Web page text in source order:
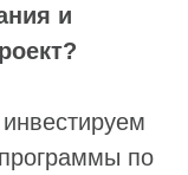
и
по